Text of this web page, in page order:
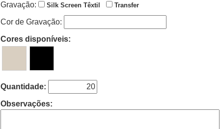
Gravação: Silk Screen Têxtil Transfer
Cor de Gravação:
Cores disponíveis:
Quantidade:
Observações: